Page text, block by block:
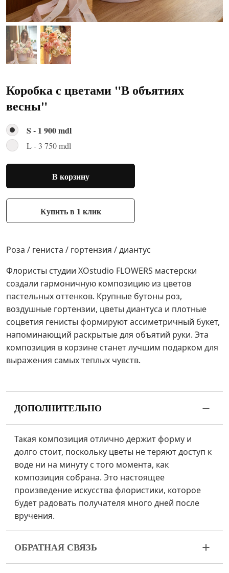
Коробка с цветами "В объятиях
весны"
S - 1 900 mdl
L - 3 750 mdl
В корзину
Купить в 1 клик
Роза / гениста / гортензия / диантус
Флористы студии XOstudio FLOWERS мастерски
создали гармоничную композицию из цветов
пастельных оттенков. Крупные бутоны роз,
воздушные гортензии, цветы диантуса и плотные
соцветия генисты формируют ассиметричный букет,
напоминающий раскрытые для объятий руки. Эта
композиция в корзине станет лучшим подарком для
выражения самых теплых чувств.
ДОПОЛНИТЕЛЬНО
Такая композиция отлично держит форму и
долго стоит, поскольку цветы не теряют доступ к
воде ни на минуту с того момента, как
композиция собрана. Это настоящее
произведение искусства флористики, которое
будет радовать получателя много дней после
вручения.
ОБРАТНАЯ СВЯЗЬ